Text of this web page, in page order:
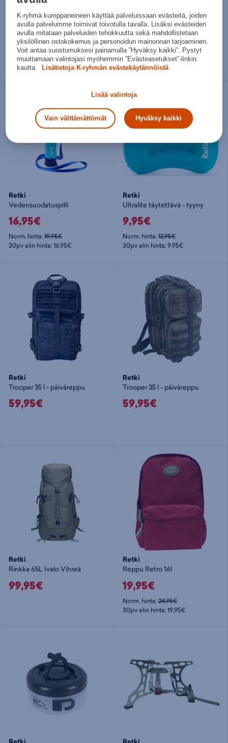
Retki
Juomarakko 3L - juomapullo
22,95€
Norm. hinta:26,95€
30pv alin hinta: 22,95€
Retki
Reppu Retro 16l
19,95€
Norm. hinta: 24,95€
30pv alin hinta: 19,95€
Retki
Vedensuodatuspilli
16,95€
Norm. hinta:19,95€
30pv alin hinta: 16,95€
Retki
Ultralite täytettävä - tyyny
9,95€
Norm. hinta:12,95€
30pv alin hinta: 9,95€
Retki
Trooper 35 l - päiväreppu
59,95€
Retki
Trooper 35 l - päiväreppu
59,95€
Retki
Rinkka 65L Ivalo Vihreä
99,95€
Retki
Reppu Retro 16l
19,95€
Norm. hinta:24,95€
30pv alin hinta: 19,95€
K-ryhmä kumppaneineen käyttää palveluissaan evästeitä, joiden
avulla palvelumme toimivat toivotulla tavalla. Lisäksi evästeiden
avulla mitataan palveluiden tehokkuutta sekä mahdollistetaan
yksilöllinen ostokokemus ja personoidun mainonnan tarjoaminen.
Voit antaa suostumuksesi painamalla ”Hyväksy kaikki”. Pystyt
muuttamaan valintojasi myöhemmin ”Evästeasetukset”-linkin
kautta.
Lisätietoja K-ryhmän evästekäytännöistä
Lisää valintoja
Vain välttämättömät Hyväksy kaikki